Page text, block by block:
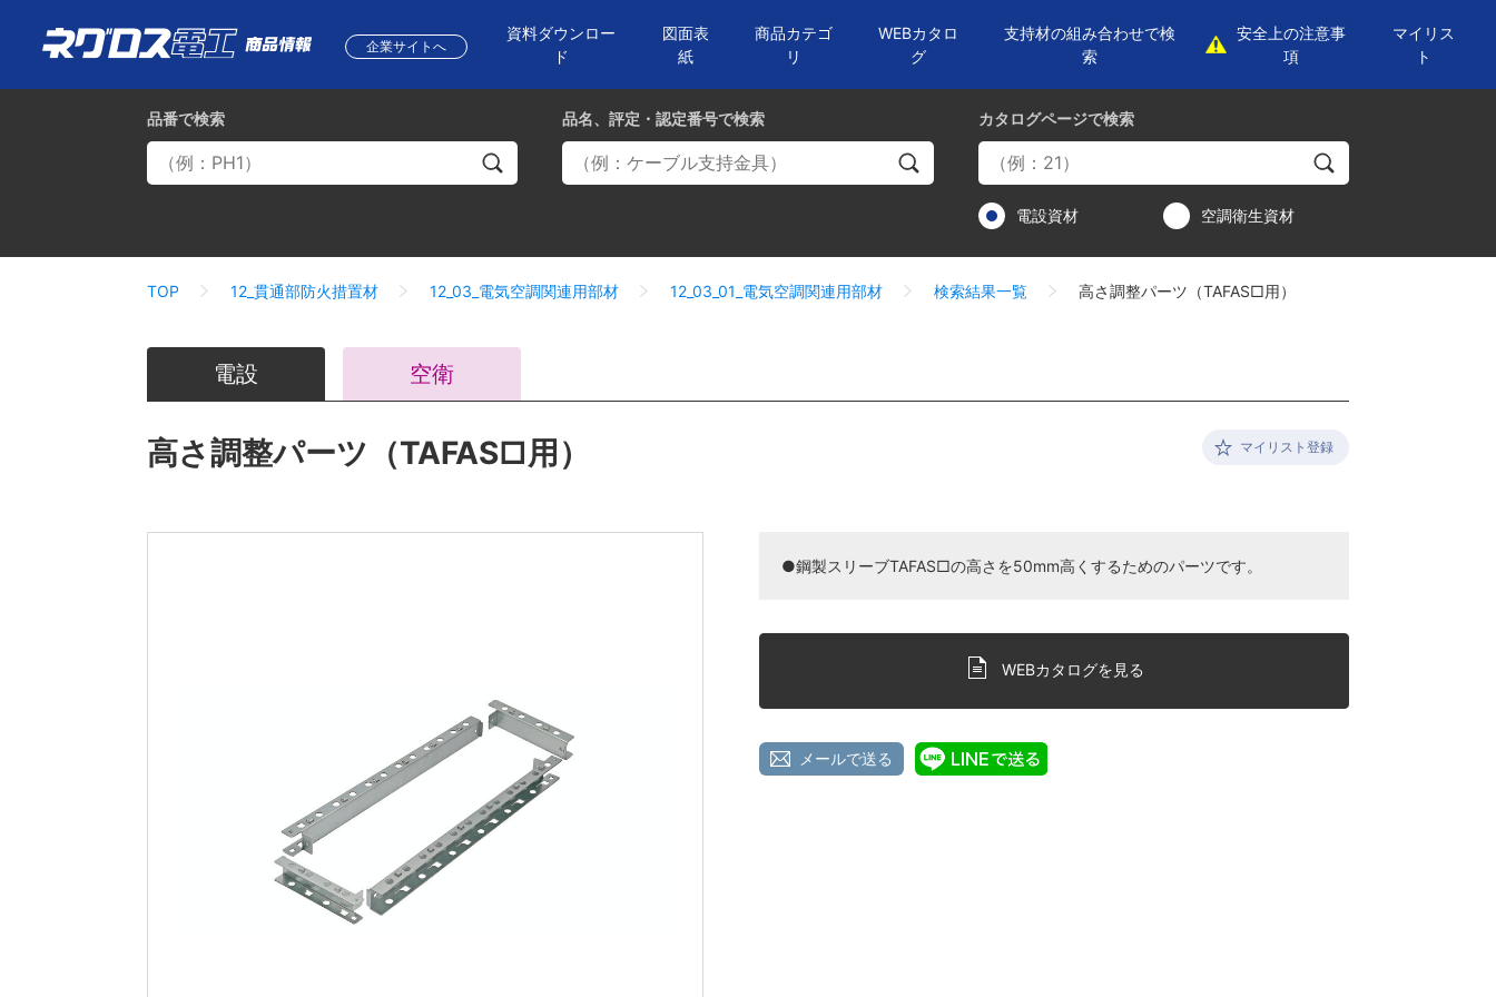
企業サイトへ
資料ダウンロー
ド
図面表
紙
商品カテゴ
リ
WEBカタロ
グ
支持材の組み合わせで検
索
安全上の注意事
項
マイリス
ト
品番で検索 カタログページで検索
電設資材 空調衛生資材
品名、評定・認定番号で検索
TOP 12_貫通部防火措置材 12_03_電気空調関連用部材 12_03_01_電気空調関連用部材 検索結果一覧 高さ調整パーツ（TAFAS□用）
電設 空衛
高さ調整パーツ（TAFAS□用） マイリスト登録
●鋼製スリーブTAFAS□の高さを50mm高くするためのパーツです。
WEBカタログを見る
メールで送る